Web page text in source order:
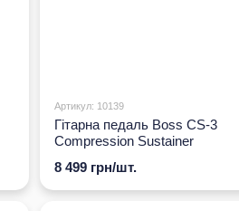
Артикул: 10139
Гітарна педаль Boss CS-3
Compression Sustainer
8 499 грн/шт.